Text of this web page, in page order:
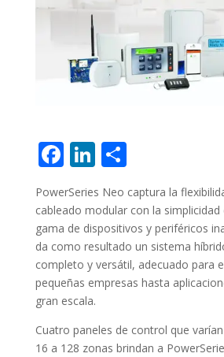
F
ac
e
b
o
o
k
Li
n
k
e
dI
n
C
m
p
ar
ti
PowerSeries Neo captura la
cableado modular con la simplicidad
gama de dispositivos y periféricos
da como resultado un sistema
completo y versátil, adecuado para
pequeñas empresas hasta
gran escala.
Cuatro paneles de control que
16 a 128 zonas brindan a